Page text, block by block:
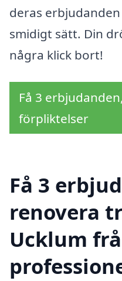
deras
smidigt sätt. Din
några klick bort!
Få 3
förpliktelser
Få 3
renovera
Ucklum